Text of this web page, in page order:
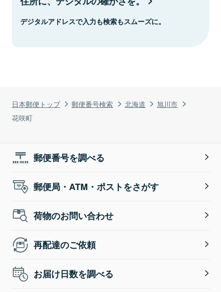
日本郵便トップ 郵便番号検索 北海道
旭川市
花咲町
デジタルアドレスで入力も検索もスムーズに。
郵便番号を調べる
郵便局・ATM・ポストをさがす
荷物のお問い合わせ
再配達のご依頼
お届け日数を調べる